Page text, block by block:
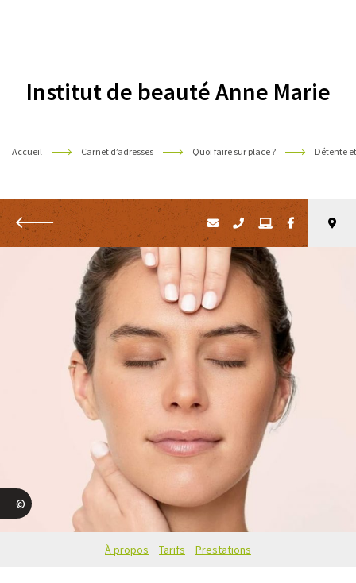
Institut de beauté Anne Marie
Accueil Carnet d’adresses Quoi faire sur place ? Détente
Retour
À propos Tarifs Prestations